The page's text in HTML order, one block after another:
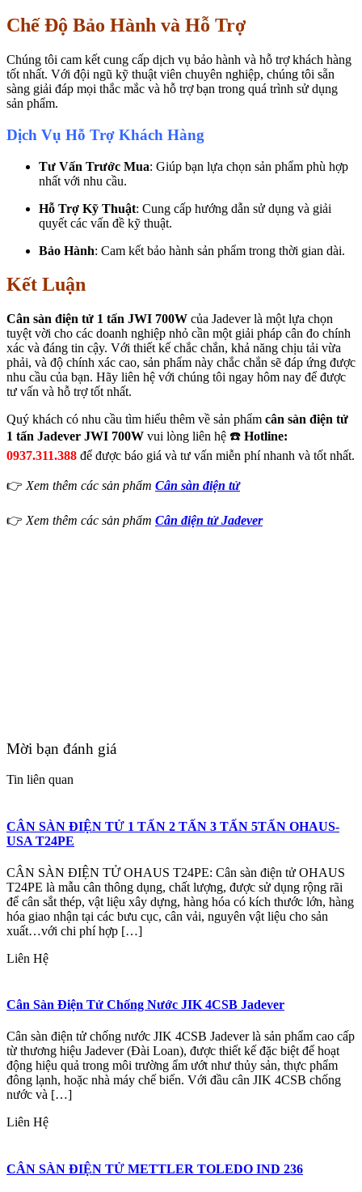
Chế Độ Bảo Hành và Hỗ Trợ
Chúng tôi cam kết cung cấp dịch vụ bảo hành và hỗ trợ khách hàng
tốt nhất. Với đội ngũ kỹ thuật viên chuyên nghiệp, chúng tôi sẵn
sàng giải đáp mọi thắc mắc và hỗ trợ bạn trong quá trình sử dụng
sản phẩm.
Dịch Vụ Hỗ Trợ Khách Hàng
Tư Vấn Trước Mua: Giúp bạn lựa chọn sản phẩm phù hợp
nhất với nhu cầu.
Hỗ Trợ Kỹ Thuật: Cung cấp hướng dẫn sử dụng và giải
quyết các vấn đề kỹ thuật.
Bảo Hành: Cam kết bảo hành sản phẩm trong thời gian dài.
Kết Luận
Cân sàn điện tử 1 tấn JWI 700W của Jadever là một lựa chọn
tuyệt vời cho các doanh nghiệp nhỏ cần một giải pháp cân đo chính
xác và đáng tin cậy. Với thiết kế chắc chắn, khả năng chịu tải vừa
phải, và độ chính xác cao, sản phẩm này chắc chắn sẽ đáp ứng được
nhu cầu của bạn. Hãy liên hệ với chúng tôi ngay hôm nay để được
tư vấn và hỗ trợ tốt nhất.
Quý khách có nhu cầu tìm hiểu thêm về sản phẩm cân sàn điện tử
1 tấn Jadever JWI 700W vui lòng liên hệ ☎️ Hotline:
0937.311.388 để được báo giá và tư vấn miễn phí nhanh và tốt nhất.
👉 Xem thêm các sản phẩm Cân sàn điện tử
👉 Xem thêm các sản phẩm Cân điện tử Jadever
Mời bạn đánh giá
Tin liên quan
CÂN SÀN ĐIỆN TỬ 1 TẤN 2 TẤN 3 TẤN 5TẤN OHAUS-
USA T24PE
CÂN SÀN ĐIỆN TỬ OHAUS T24PE: Cân sàn điện tử OHAUS
T24PE là mẫu cân thông dụng, chất lượng, được sử dụng rộng rãi
để cân sắt thép, vật liệu xây dựng, hàng hóa có kích thước lớn, hàng
hóa giao nhận tại các bưu cục, cân vải, nguyên vật liệu cho sản
xuất…với chi phí hợp […]
Liên Hệ
Cân Sàn Điện Tử Chống Nước JIK 4CSB Jadever
Cân sàn điện tử chống nước JIK 4CSB Jadever là sản phẩm cao cấp
từ thương hiệu Jadever (Đài Loan), được thiết kế đặc biệt để hoạt
động hiệu quả trong môi trường ẩm ướt như thủy sản, thực phẩm
đông lạnh, hoặc nhà máy chế biến. Với đầu cân JIK 4CSB chống
nước và […]
Liên Hệ
CÂN SÀN ĐIỆN TỬ METTLER TOLEDO IND 236